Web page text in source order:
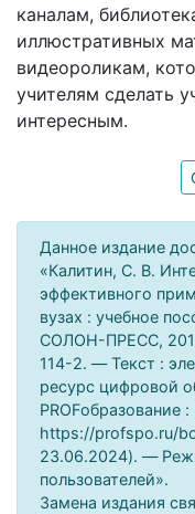
каналам,
иллюстративных
видеороликам,
учителям сделать
интересным.
Данное издание
«Калитин, С. В.
эффективного
вузах : учебное
СОЛОН-ПРЕСС,
114-2. — Текст :
ресурс цифровой
PROFобразование
https://profspo.ru/
23.06.2024). —
пользователей».
Замена издания